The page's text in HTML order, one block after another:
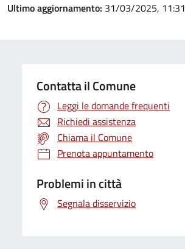
Ultimo aggiornamento: 31/03/2025, 11:31
Contatta il Comune
Leggi le domande frequenti
Richiedi assistenza
Chiama il Comune
Prenota appuntamento
Problemi in città
Segnala disservizio